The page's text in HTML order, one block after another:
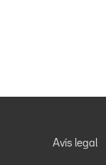
Avís legal